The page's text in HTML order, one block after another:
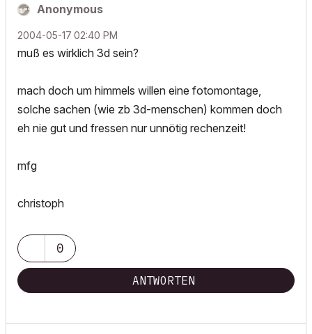
Anonymous
‎2004-05-17 02:40 PM
muß es wirklich 3d sein?
mach doch um himmels willen eine fotomontage,
solche sachen (wie zb 3d-menschen) kommen doch
eh nie gut und fressen nur unnötig rechenzeit!
mfg
christoph
0
ANTWORTEN